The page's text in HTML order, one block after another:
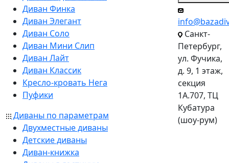
Диван Финка
Диван Элегант
Диван Соло
Диван Мини Слип
Диван Лайт
Диван Классик
Кресло-кровать Нега
Пуфики
Диваны по параметрам
Двухместные диваны
Детские диваны
Диван-книжка
Санкт-
Петербург,
ул. Фучика,
д. 9, 1 этаж,
секция
1А.707, ТЦ
Кубатура
(шоу-рум)